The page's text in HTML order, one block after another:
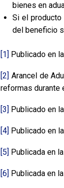
bienes en
Si el producto
del beneficio
[1] Publicado en
[2] Arancel de
reformas durante
[3] Publicado en
[4] Publicado en
[5] Publicada en
[6] Publicada en